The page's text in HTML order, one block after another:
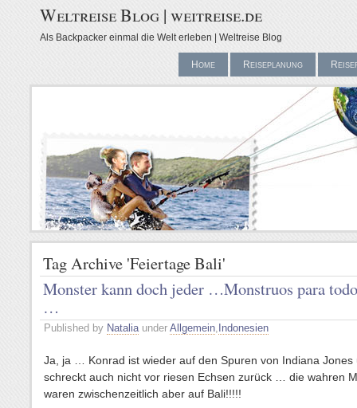
Weltreise Blog | weitreise.de
Als Backpacker einmal die Welt erleben | Weltreise Blog
Home Reiseplanung
Tag Archive 'Feiertage Bali'
Monster kann doch jeder …Monstruos para
…
Published by Nataliaunder Allgemein, Indonesien
Ja, ja … Konrad ist wieder auf den Spuren von Indiana Jones
schreckt auch nicht vor riesen Echsen zurück … die wahren
waren zwischenzeitlich aber auf Bali!!!!!